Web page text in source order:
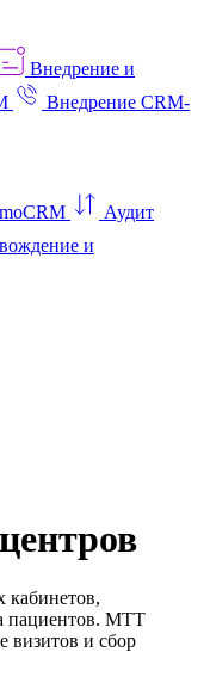
Внедрение и
Внедрение CRM-
Аудит
и
кабинетов,
пациентов. МТТ
визитов и сбор